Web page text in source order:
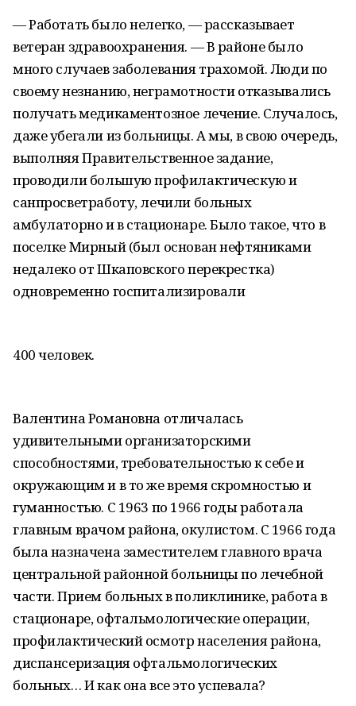
— Работать было нелегко, — рассказывает
ветеран здравоохранения. — В районе было
много случаев заболевания трахомой. Люди по
своему незнанию, неграмотности отказывались
получать медикаментозное лечение. Случалось,
даже убегали из больницы. А мы, в свою очередь,
выполняя Правительственное задание,
проводили большую профилактическую и
санпросветработу, лечили больных
амбулаторно и в стационаре. Было такое, что в
поселке Мирный (был основан нефтяниками
недалеко от Шкаповского перекрестка)
одновременно госпитализировали
400 человек.
Валентина Романовна отличалась
удивительными организаторскими
способностями, требовательностью к себе и
окружающим и в то же время скромностью и
гуманностью. С 1963 по 1966 годы работала
главным врачом района, окулистом. С 1966 года
была назначена заместителем главного врача
центральной районной больницы по лечебной
части. Прием больных в поликлинике, работа в
стационаре, офтальмологические операции,
профилактический осмотр населения района,
диспансеризация офтальмологических
больных… И как она все это успевала?